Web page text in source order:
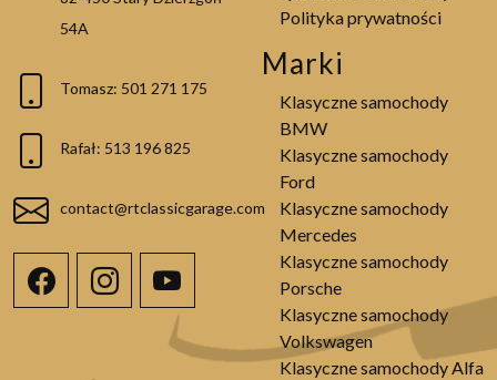
54A
Tomasz: 501 271 175
Rafał: 513 196 825
contact@rtclassicgarage.com
Polityka prywatności
Marki
Klasyczne samochody
BMW
Klasyczne samochody
Ford
Klasyczne samochody
Mercedes
Klasyczne samochody
Porsche
Klasyczne samochody
Volkswagen
Klasyczne samochody Alfa